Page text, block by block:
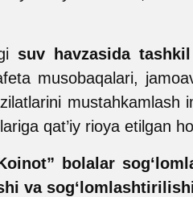
suv havzasida
musobaqalari,
mustahkamlash
qat’iy rioya etilgan
bolalar
va